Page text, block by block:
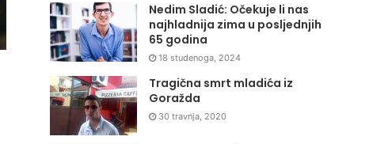
Nedim Sladić: Očekuje li nas
najhladnija zima u posljednjih
65 godina
18 studenoga, 2024
Tragična smrt mladića iz
Goražda
30 travnja, 2020